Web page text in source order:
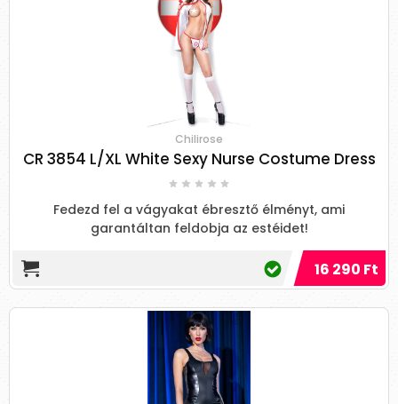
Chilirose
CR 3854 L/XL White Sexy Nurse Costume Dress
Fedezd fel a vágyakat ébresztő élményt, ami
garantáltan feldobja az estéidet!
16 290 Ft